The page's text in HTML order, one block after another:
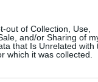
out of Collection, Use,
and/or Sharing of
that Is Unrelated with
which it was collected.
small talkból
az minden
vérünk. Egy
sztereotípia: